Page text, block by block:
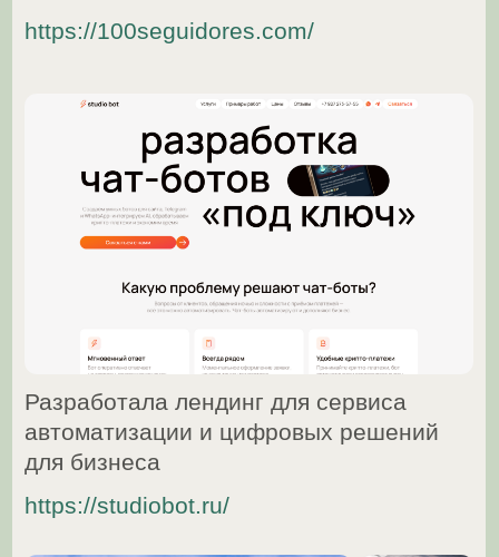
Собрала корпоративный сайт на Tilda,
настроила структуру услуг,
и конверсионную логику